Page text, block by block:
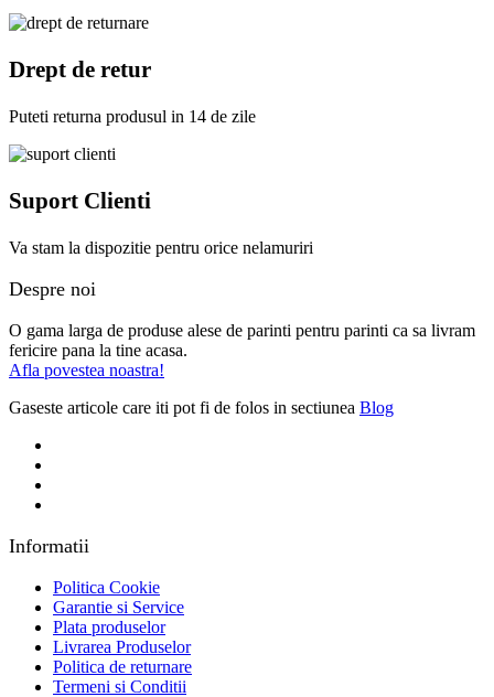
Drept de retur
Puteti returna produsul in 14 de zile
Suport Clienti
Va stam la dispozitie pentru orice nelamuriri
Despre noi
O gama larga de produse alese de parinti pentru parinti ca sa livram
fericire pana la tine acasa.
Afla povestea noastra!
Gaseste articole care iti pot fi de folos in sectiunea Blog
Informatii
Politica Cookie
Garantie si Service
Plata produselor
Livrarea Produselor
Politica de returnare
Termeni si Conditii